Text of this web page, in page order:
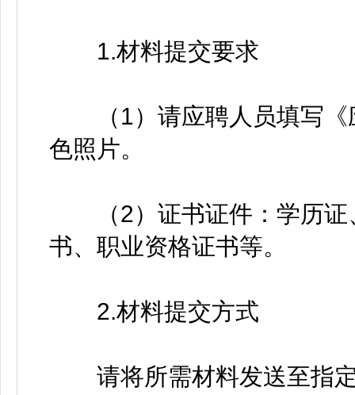
1.材料提交要求
（1）请应聘人员填写《
色照片。
（2）证书证件：学历证
书、职业资格证书等。
2.材料提交方式
请将所需材料发送至指定